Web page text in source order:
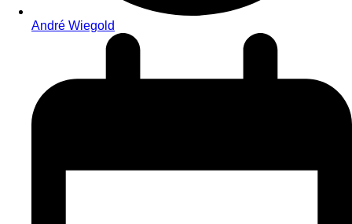
André Wiegold